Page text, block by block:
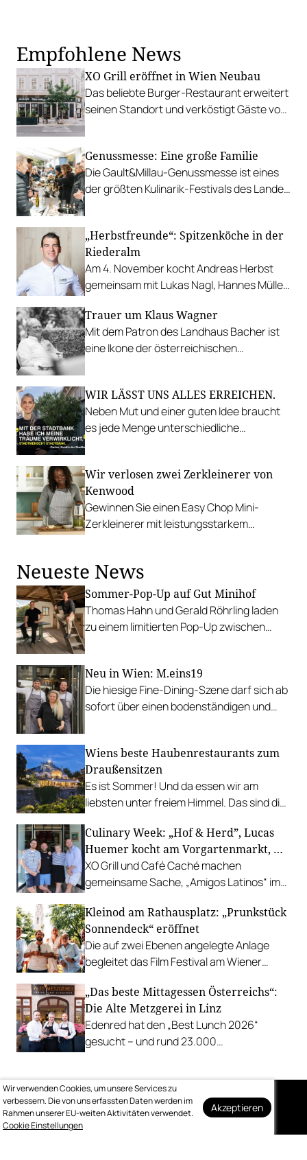
Empfohlene News
XO Grill eröffnet in Wien Neubau
Das beliebte Burger-Restaurant erweitert
seinen Standort und verköstigt Gäste von
Genussmesse: Eine große Familie
Die Gault&Millau-Genussmesse ist eines
der größten Kulinarik-Festivals des Landes
„Herbstfreunde“: Spitzenköche in der
Riederalm
Am 4. November kocht Andreas Herbst
gemeinsam mit Lukas Nagl, Hannes Müller
Trauer um Klaus Wagner
Mit dem Patron des Landhaus Bacher ist
eine Ikone der österreichischen
WIR LÄSST UNS ALLES ERREICHEN.
Neben Mut und einer guten Idee braucht
es jede Menge unterschiedliche
Wir verlosen zwei Zerkleinerer von
Kenwood
Gewinnen Sie einen Easy Chop Mini-
Zerkleinerer mit leistungsstarkem
Neueste News
Sommer-Pop-Up auf Gut Minihof
Thomas Hahn und Gerald Röhrling laden
zu einem limitierten Pop-Up zwischen
Neu in Wien: M.eins19
Die hiesige Fine-Dining-Szene darf sich ab
sofort über einen bodenständigen und
Wiens beste Haubenrestaurants zum
Draußensitzen
Es ist Sommer! Und da essen wir am
liebsten unter freiem Himmel. Das sind die
Gastgarten.
Culinary Week: „Hof & Herd”, Lucas
Huemer kocht am Vorgartenmarkt, …
XO Grill und Café Caché machen
gemeinsame Sache, „Amigos Latinos“ im
Richard Rauch kocht in der Riederalm
u.v.m.
Kleinod am Rathausplatz: „Prunkstück
Sonnendeck“ eröffnet
Die auf zwei Ebenen angelegte Anlage
begleitet das Film Festival am Wiener
mit Cocktails, Snacks und
Veranstaltungsprogramm.
„Das beste Mittagessen Österreichs“:
Die Alte Metzgerei in Linz
Edenred hat den „Best Lunch 2026“
gesucht – und rund 23.000
sich den begehrten Award in die Linzer
Herrenstraße.
Auf dem Laufenden
Wir verwenden Cookies, um unsere Services zu
verbessern. Die von uns erfassten Daten werden im
Rahmen unserer EU-weiten Aktivitäten verwendet.
Cookie Einstellungen
Akzeptieren